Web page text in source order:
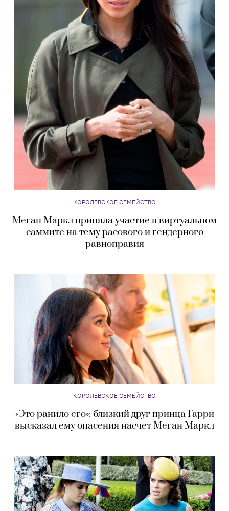
КОРОЛЕВСКОЕ СЕМЕЙСТВО
Меган Маркл приняла участие в виртуальном
саммите на тему расового и гендерного
равноправия
КОРОЛЕВСКОЕ СЕМЕЙСТВО
«Это ранило его»: близкий друг принца Гарри
высказал ему опасения насчет Меган Маркл